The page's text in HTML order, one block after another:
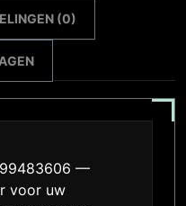
(0)
—
voor uw